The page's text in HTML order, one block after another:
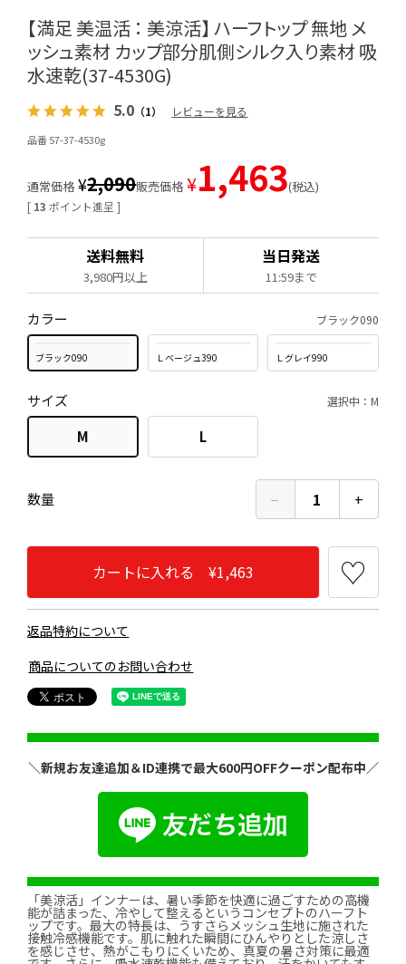
【満足 美温活 ： 美涼活】 ハーフトップ 無地 メ
ッシュ素材 カップ部分肌側シルク入り素材 吸
水速乾(37-4530G)
5.0 （1） レビューを見る
品番 57-37-4530g
[ 13 ポイント進呈 ]
通常価格 ¥2,090販売価格 ¥1,463 税込
送料無料
3,980円以上
当日発送
11:59まで
カラー ブラック090
ブラック090 Ｌベージュ390 Ｌグレイ990
サイズ 選択中：M
M L
数量 − 1 +
カートに入れる ¥1,463
返品特約について
商品についてのお問い合わせ
＼新規お友達追加＆ID連携で最大600円OFFクーポン配布中／
「美涼活」インナーは、暑い季節を快適に過ごすための高機
能が詰まった、冷やして整えるというコンセプトのハーフト
ップです。最大の特長は、うすさらメッシュ生地に施された
接触冷感機能です。肌に触れた瞬間にひんやりとした涼しさ
を感じさせ、熱がこもりにくいため、真夏の暑さ対策に最適